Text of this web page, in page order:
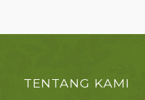
TENTANG KAMI